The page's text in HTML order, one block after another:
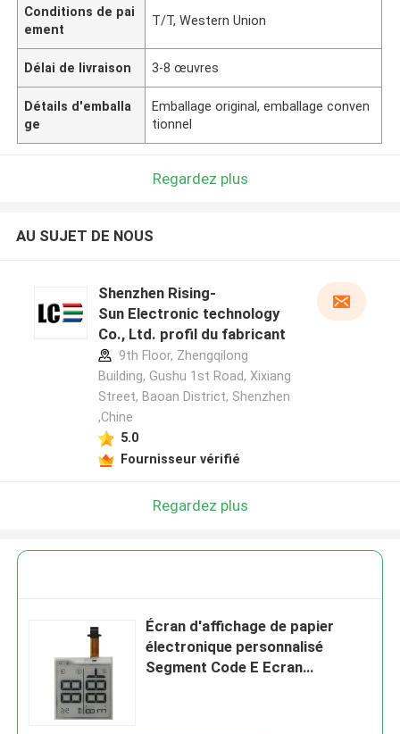
Conditions de pai
ement
T/T, Western Union
Délai de livraison 3-8 œuvres
Détails d'emballa
ge
Emballage original, emballage conven
tionnel
Regardez plus
AU SUJET DE NOUS
Shenzhen Rising-
Sun Electronic technology
Co., Ltd. profil du fabricant
9th Floor, Zhengqilong
Building, Gushu 1st Road, Xixiang
Street, Baoan District, Shenzhen
,Chine
5.0
Fournisseur vérifié
Regardez plus
Écran d'affichage de papier
électronique personnalisé
Segment Code E Ecran